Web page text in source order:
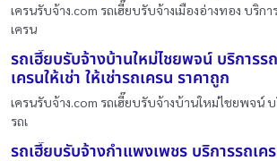
เครนรับจ้าง.com รถเฮี๊ยบรับจ้างเมืองอ่างทอง บริกา
เครน
รถเฮี๊ยบรับจ้างบ้านใหม่ไชยพจน์ บริการร
เครนให้เช่า ให้เช่ารถเครน ราคาถูก
เครนรับจ้าง.com รถเฮี๊ยบรับจ้างบ้านใหม่ไชยพจน์ บ
รถเ
รถเฮี๊ยบรับจ้างกำแพงเพชร บริการรถเค